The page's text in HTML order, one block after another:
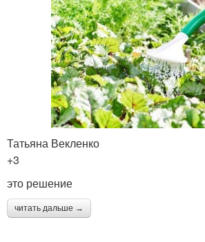
Татьяна Векленко
+3
это решение
читать дальше →